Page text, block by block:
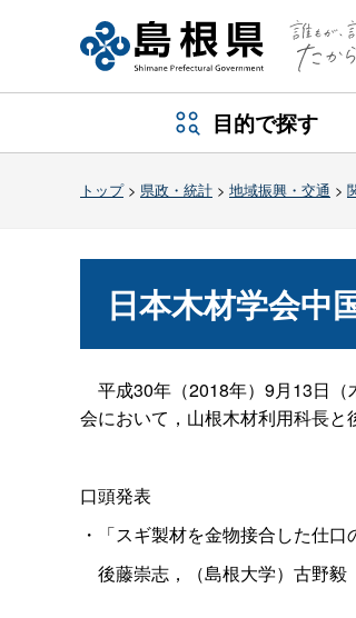
目的で探す
トップ> 県政・統計 > 地域振興・交通 >
日本木材学会中
平成30年（2018年）9月13日（
会において，山根木材利用科長と
口頭発表
・「スギ製材を金物接合した仕
後藤崇志，（島根大学）古野毅